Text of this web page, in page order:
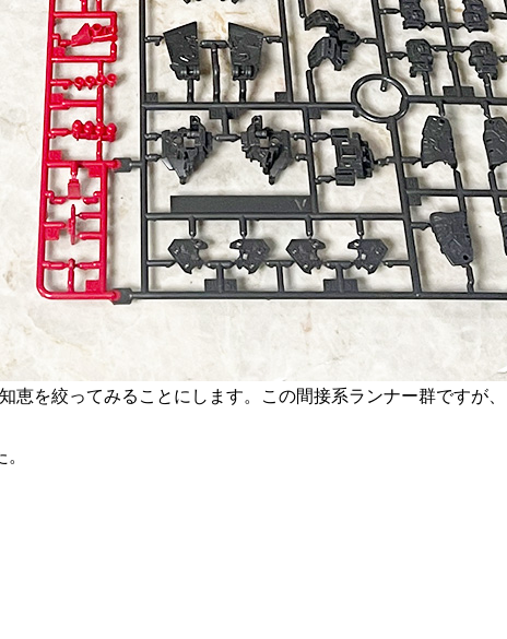
を絞ってみることにします。この間接系ランナー群ですが、